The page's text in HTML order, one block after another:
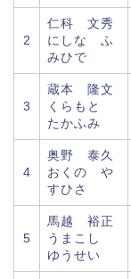
2
仁科 文秀
にしな ふ
みひで
3
蔵本 隆文
くらもと
たかふみ
4
奥野 泰久
おくの や
すひさ
5
馬越 裕正
うまこし
ゆうせい